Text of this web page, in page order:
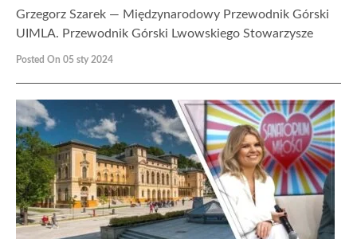
Grzegorz Szarek — Międzynarodowy Przewodnik Górski
UIMLA. Przewodnik Górski Lwowskiego Stowarzysze
Posted On 05 sty 2024